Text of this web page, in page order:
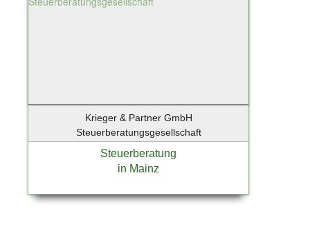
Krieger & Partner GmbH
Steuerberatungsgesellschaft
Steuerberatung
in Mainz